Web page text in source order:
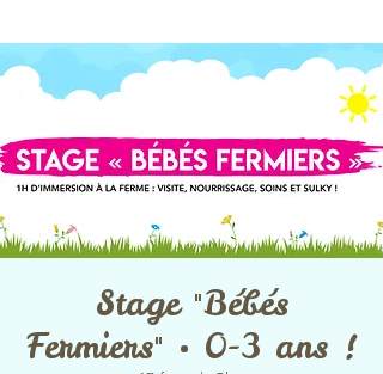
Stage "Bébés
Fermiers" • 0-3 ans !